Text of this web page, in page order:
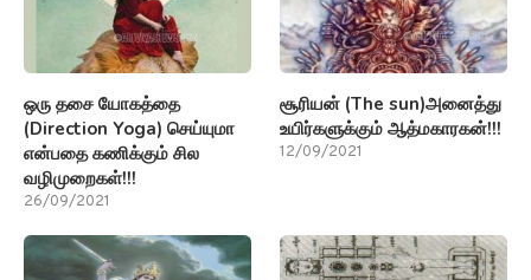
ஒரு தசை யோகத்தை
(Direction Yoga) செய்யுமா
என்பதை கணிக்கும் சில
வழிமுறைகள்!!!
26/09/2021
சூரியன் (The sun)அனைத்து
உயிர்களுக்கும் ஆத்மகாரகன்!!!
12/09/2021